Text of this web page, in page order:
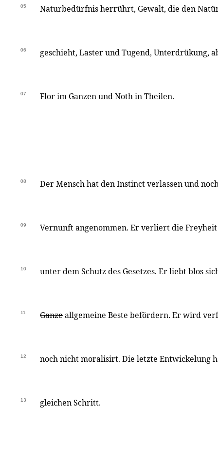
05 Naturbedürfnis herrührt, Gewalt, die den
06 geschieht, Laster und Tugend, Unterdrükung,
07 Flor im Ganzen und Noth in Theilen.
08 Der Mensch hat den Instinct verlassen und
09 Vernunft angenommen. Er verliert die
10 unter dem Schutz des Gesetzes. Er liebt blos
11 Ganzeallgemeine Beste befördern. Er wird
12 noch nicht moralisirt. Die letzte Entwickelung
13 gleichen Schritt.